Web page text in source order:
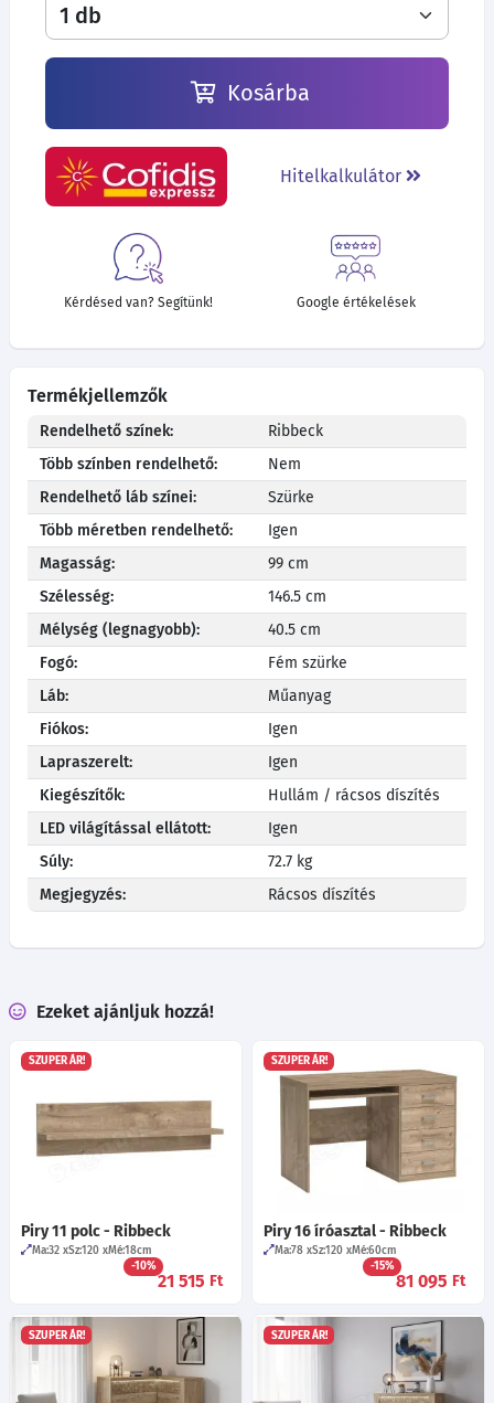
Kosárba
Hitelkalkulátor
Kérdésed van? Segítünk! Google értékelések
Termékjellemzők
Rendelhető színek:
Ribbeck
Több színben rendelhető:
Nem
Rendelhető láb színei:
Szürke
Több méretben rendelhető:
Igen
Magasság:
99 cm
Szélesség:
146.5 cm
Mélység (legnagyobb):
40.5 cm
Fogó:
Fém szürke
Láb:
Műanyag
Fiókos:
Igen
Lapraszerelt:
Igen
Kiegészítők:
Hullám / rácsos díszítés
LED világítással ellátott:
Igen
Súly:
72.7 kg
Megjegyzés:
Rácsos díszítés
Ezeket ajánljuk hozzá!
SZUPER ÁR!
Piry 11 polc - Ribbeck
Ma:32 Sz:120 Mé:18cm
-10%
21 515 Ft
SZUPER ÁR!
Piry 16 íróasztal - Ribbeck
Ma:78 Sz:120 Mé:60cm
-15%
81 095 Ft
SZUPER ÁR! SZUPER ÁR!